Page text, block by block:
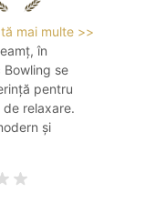
mai multe >>
în
Bowling se
pentru
relaxare.
și